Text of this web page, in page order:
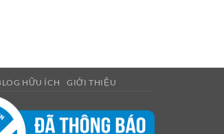
HỮU ÍCH GIỚI THIỆU